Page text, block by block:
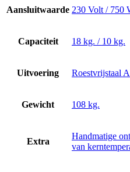
Aansluitwaarde 230 Volt / 750
Capaciteit 18 kg. / 10 kg.
Uitvoering Roestvrijstaal
Gewicht 108 kg.
Extra
Handmatige
van